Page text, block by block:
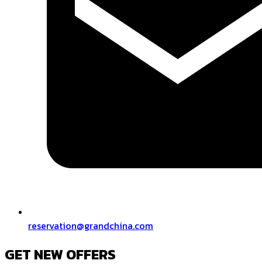
reservation@grandchina.com
GET NEW OFFERS